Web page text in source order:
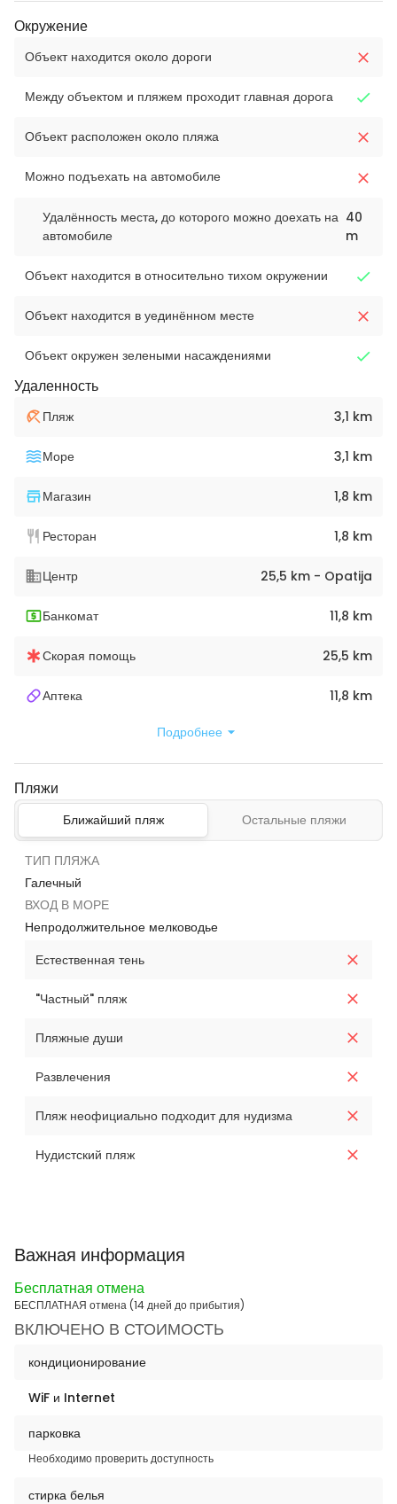
Окружение
Объект находится около дороги
Между объектом и пляжем проходит главная дорога
Объект расположен около пляжа
Можно подъехать на автомобиле
Удалённость места, до которого можно доехать на
автомобиле
40
m
Объект находится в относительно тихом окружении
Объект находится в уединённом месте
Объект окружен зелеными насаждениями
Удаленность
Пляж 3,1 km
Море 3,1 km
Магазин 1,8 km
Ресторан 1,8 km
Центр 25,5 km - Opatija
Банкомат 11,8 km
Скорая помощь 25,5 km
Аптека 11,8 km
Подробнее
Пляжи
Ближайший пляж Остальные пляжи
ТИП ПЛЯЖА
Галечный
ВХОД В МОРЕ
Непродолжительное мелководье
Естественная тень
"Частный" пляж
Пляжные души
Развлечения
Пляж неофициально подходит для нудизма
Нудистский пляж
Важная информация
Бесплатная отмена
БЕСПЛАТНАЯ отмена (14 дней до прибытия)
ВКЛЮЧЕНО В СТОИМОСТЬ
кондиционирование
WiF и Internet
парковка
Необходимо проверить доступность
стирка белья